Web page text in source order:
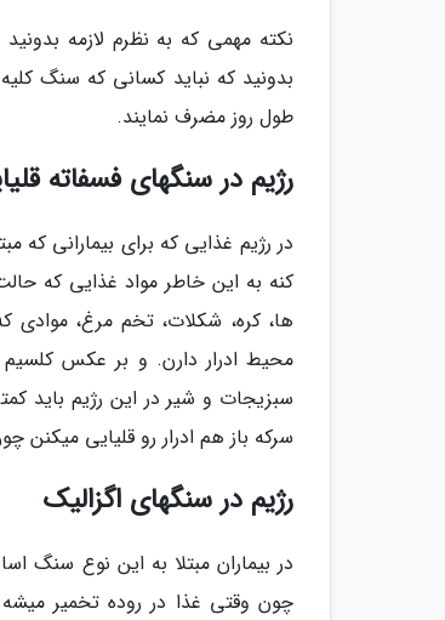
نکته مهمی که به نظرم لازمه
بدونید که نباید کسانی که سنگ
طول روز مضرف نمایند.
رژیم در سنگهای فسفاته
در رژیم غذایی که برای بیمارانی
کنه به این خاطر مواد غذایی که
ها، کره، شکلات، تخم مرغ، موادی
محیط ادرار دارن. و بر عکس
سبزیجات و شیر در این رژیم باید
سرکه باز هم ادرار رو قلیایی
رژیم در سنگهای اگزالیک
در بیماران مبتلا به این نوع سنگ
چون وقتی غذا در روده تخمیر میشه